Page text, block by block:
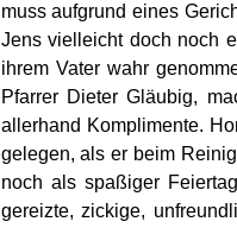
muss aufgrund eines
Jens vielleicht doch noch
ihrem Vater wahr
Pfarrer Dieter Gläubig,
allerhand Komplimente.
gelegen, als er beim
noch als spaßiger
gereizte, zickige,